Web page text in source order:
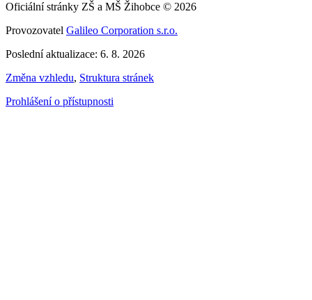
Oficiální stránky ZŠ a MŠ Žihobce © 2026
Provozovatel Galileo Corporation s.r.o.
Poslední aktualizace: 6. 8. 2026
Změna vzhledu, Struktura stránek
Prohlášení o přístupnosti